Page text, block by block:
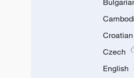
Croatian
Czech
English